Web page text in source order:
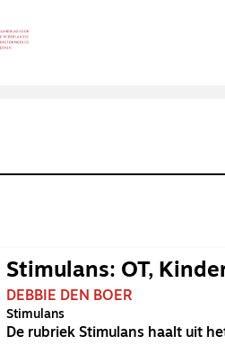
Stimulans: OT,
DEBBIE DEN BOER
Stimulans
De rubriek Stimulans haalt uit